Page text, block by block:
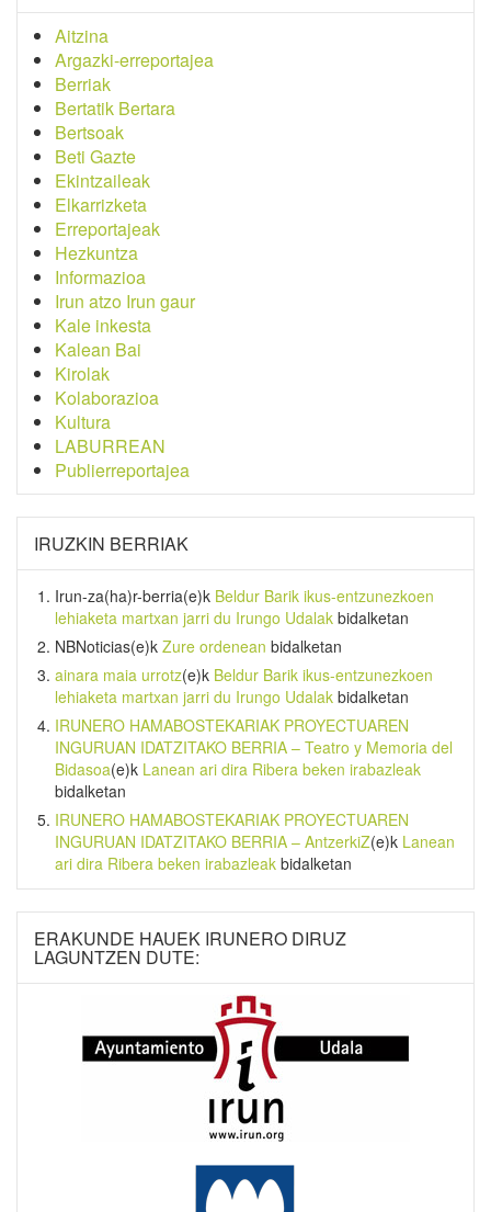
Aitzina
Argazki-erreportajea
Berriak
Bertatik Bertara
Bertsoak
Beti Gazte
Ekintzaileak
Elkarrizketa
Erreportajeak
Hezkuntza
Informazioa
Irun atzo Irun gaur
Kale inkesta
Kalean Bai
Kirolak
Kolaborazioa
Kultura
LABURREAN
Publierreportajea
IRUZKIN BERRIAK
Irun-za(ha)r-berria(e)k Beldur Barik ikus-entzunezkoen
lehiaketa martxan jarri du Irungo Udalak bidalketan
NBNoticias(e)k Zure ordenean bidalketan
ainara maia urrotz(e)k Beldur Barik ikus-entzunezkoen
lehiaketa martxan jarri du Irungo Udalak bidalketan
IRUNERO HAMABOSTEKARIAK PROYECTUAREN
INGURUAN IDATZITAKO BERRIA – Teatro y Memoria del
Bidasoa(e)k Lanean ari dira Ribera beken irabazleak
bidalketan
IRUNERO HAMABOSTEKARIAK PROYECTUAREN
INGURUAN IDATZITAKO BERRIA – AntzerkiZ(e)k Lanean
ari dira Ribera beken irabazleak bidalketan
ERAKUNDE HAUEK IRUNERO DIRUZ
LAGUNTZEN DUTE: